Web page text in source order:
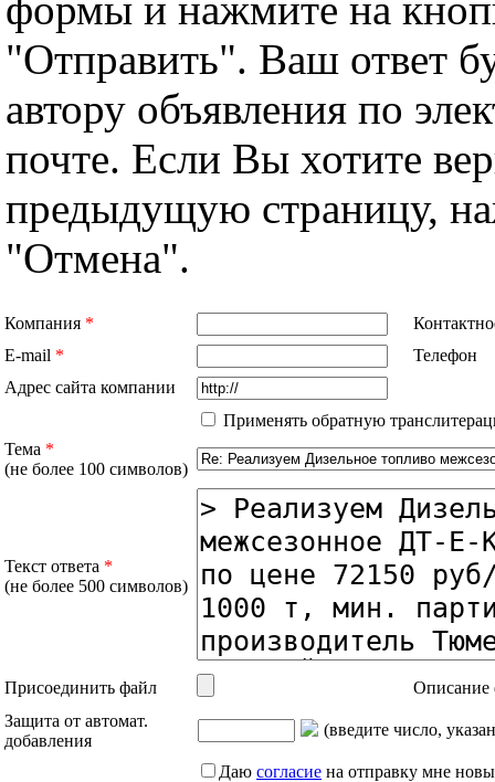
"Отправить". Ваш ответ
автору объявления по
почте. Если Вы хотите
предыдущую страницу,
"Отмена".
Компания *
E-mail *
Телефон
Адрес сайта компании
Применять обратную
Тема *
(не более 100 символов)
Текст ответа *
(не более 500 символов)
Присоединить файл
Описание
Защита от автомат.
добавления
(введите число,
Даю согласие на отправку мне